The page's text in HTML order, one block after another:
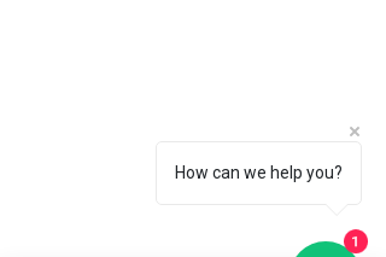
How can we help you?
1